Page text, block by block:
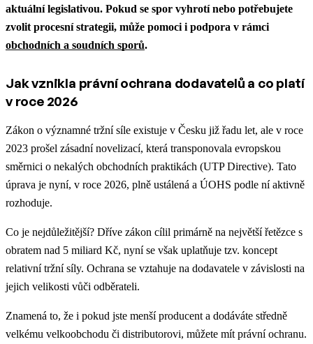
aktuální legislativou. Pokud se spor vyhrotí nebo potřebujete
zvolit procesní strategii, může pomoci i podpora v rámci
obchodních a soudních sporů.
Jak vznikla právní ochrana dodavatelů a co platí
v roce 2026
Zákon o významné tržní síle existuje v Česku již řadu let, ale v roce
2023 prošel zásadní novelizací, která transponovala evropskou
směrnici o nekalých obchodních praktikách (UTP Directive). Tato
úprava je nyní, v roce 2026, plně ustálená a ÚOHS podle ní aktivně
rozhoduje.
Co je nejdůležitější? Dříve zákon cílil primárně na největší řetězce s
obratem nad 5 miliard Kč, nyní se však uplatňuje tzv. koncept
relativní tržní síly. Ochrana se vztahuje na dodavatele v závislosti na
jejich velikosti vůči odběrateli.
Znamená to, že i pokud jste menší producent a dodáváte středně
velkému velkoobchodu či distributorovi, můžete mít právní ochranu.